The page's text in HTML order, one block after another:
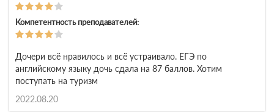
Компетентность преподавателей:
Дочери всё нравилось и всё устраивало. ЕГЭ по
английскому языку дочь сдала на 87 баллов. Хотим
поступать на туризм
2022.08.20